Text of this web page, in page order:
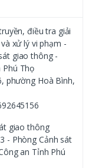
điều tra giải
xử lý vi phạm -
giao thông -
Phú Thọ
phường Hoà Bình,
giao thông
- Phòng Cảnh sát
an Tỉnh Phú